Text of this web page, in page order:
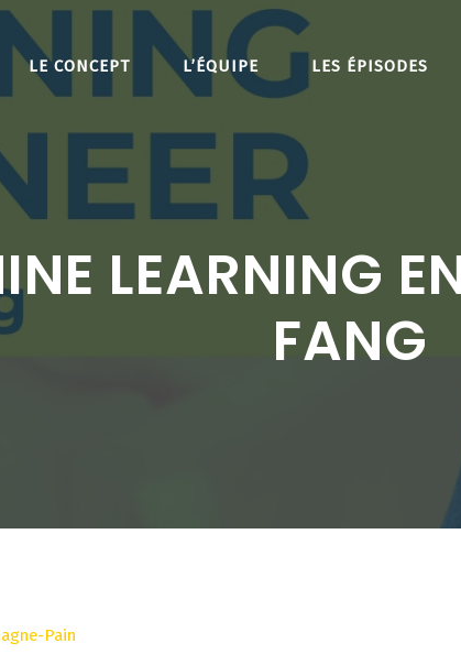
LE CONCEPT L’ÉQUIPE LES ÉPISODES
LEARNING
FANG
Pain